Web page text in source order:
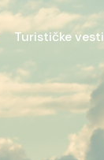
Turističke vesti